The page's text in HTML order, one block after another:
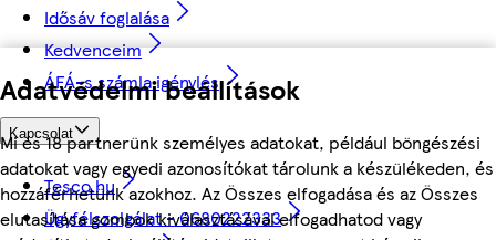
Adatvédelmi beállítások
Mi és 18 partnerünk személyes adatokat, például böngészési
adatokat vagy egyedi azonosítókat tárolunk a készülékeden, és
hozzáférhetünk azokhoz. Az Összes elfogadása és az Összes
elutasítása gombok kiválasztásával elfogadhatod vagy
Idősáv foglalása
Kedvenceim
ÁFÁ-s számla igénylés
Kapcsolat
Tesco.hu
Ügyfélszolgálat - 0680222333